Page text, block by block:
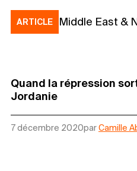
ARTICLE Middle East &
Quand la répression
Jordanie
7 décembre 2020parCamille